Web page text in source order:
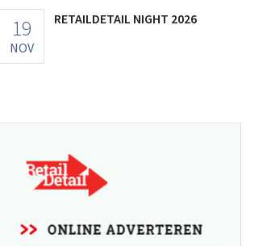
19
NOV
RETAILDETAIL NIGHT 2026